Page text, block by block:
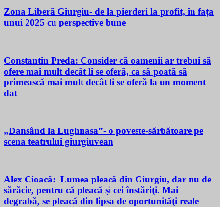
Zona Liberă Giurgiu- de la pierderi la profit, în fața
unui 2025 cu perspective bune
Constantin Preda: Consider că oamenii ar trebui să
ofere mai mult decât li se oferă, ca să poată să
primească mai mult decât li se oferă la un moment
dat
„Dansând la Lughnasa”- o poveste-sărbătoare pe
scena teatrului giurgiuvean
Alex Cioacă: Lumea pleacă din Giurgiu, dar nu de
sărăcie, pentru că pleacă şi cei înstăriţi. Mai
degrabă, se pleacă din lipsa de oportunităţi reale